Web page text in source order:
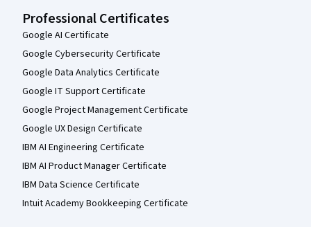
Professional Certificates
Google AI Certificate
Google Cybersecurity Certificate
Google Data Analytics Certificate
Google IT Support Certificate
Google Project Management Certificate
Google UX Design Certificate
IBM AI Engineering Certificate
IBM AI Product Manager Certificate
IBM Data Science Certificate
Intuit Academy Bookkeeping Certificate